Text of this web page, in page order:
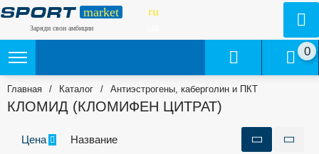
SPORT market
Заряди свои амбиции
ru
0
Главная / Каталог / Антиэстрогены, каберголин и ПКТ
КЛОМИД (КЛОМИФЕН ЦИТРАТ)
Цена Название